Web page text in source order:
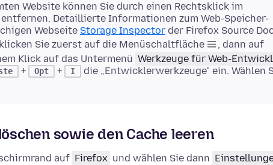
Website können Sie durch einen Rechtsklick im
Detaillierte Informationen zum Web-Speicher-
Webseite Storage Inspector der Firefox Source
Sie zuerst auf die Menüschaltfläche
, dann auf
Klick auf das Untermenü Werkzeuge für Web-
+ Opt + I
die „Entwicklerwerkzeuge" ein. Wählen
sowie den Cache leeren
auf Firefox und wählen Sie dann